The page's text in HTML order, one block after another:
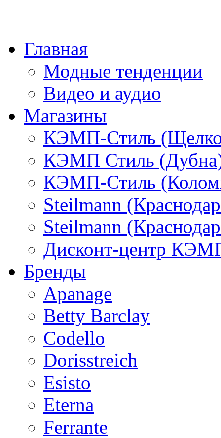
Главная
Модные тенденции
Видео и аудио
Магазины
КЭМП-Стиль
КЭМП Стиль
КЭМП-Стиль
Steilmann
Steilmann
Дисконт-центр
Бренды
Apanage
Betty Barclay
Codello
Dorisstreich
Esisto
Eterna
Ferrante